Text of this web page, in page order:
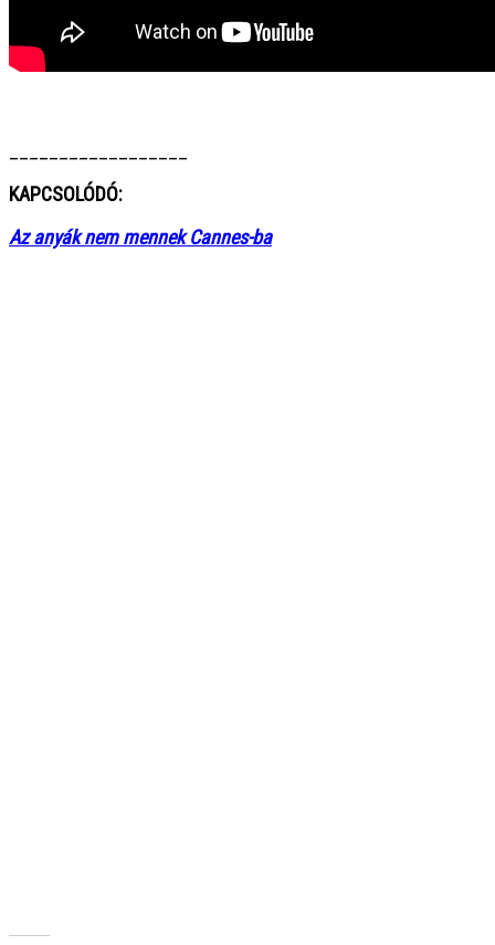
KAPCSOLÓDÓ:
Az anyák nem mennek Cannes-ba